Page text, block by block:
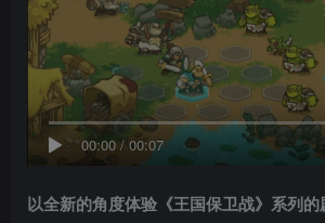
00:00/ 00:07
以全新的角度体验《王国保卫战》系列的